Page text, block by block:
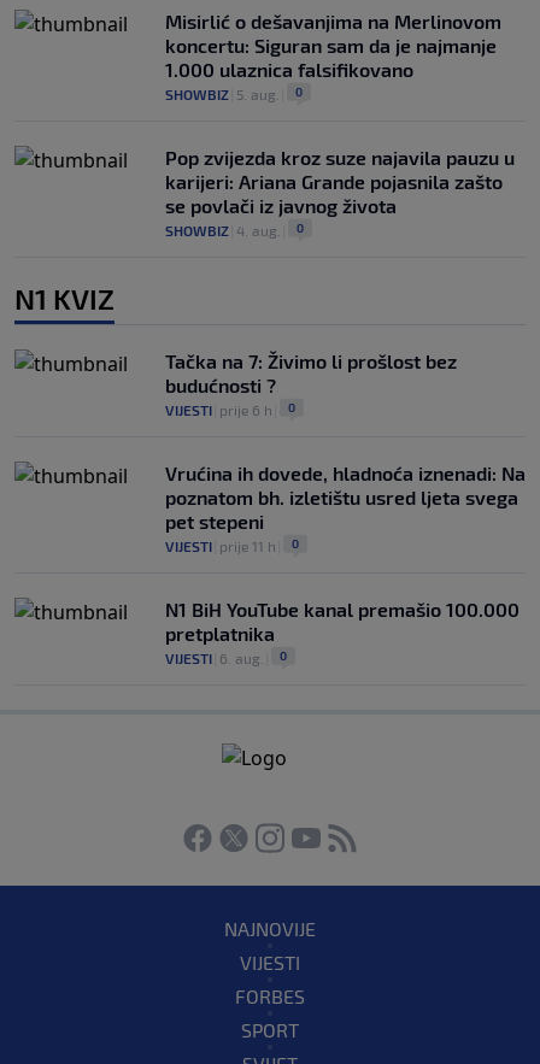
Misirlić o dešavanjima na Merlinovom
koncertu: Siguran sam da je najmanje
1.000 ulaznica falsifikovano
SHOWBIZ 5. aug. 0
Pop zvijezda kroz suze najavila pauzu u
karijeri: Ariana Grande pojasnila zašto
se povlači iz javnog života
SHOWBIZ 4. aug. 0
N1 KVIZ
Tačka na 7: Živimo li prošlost bez
budućnosti ?
VIJESTI prije 6 h 0
Vrućina ih dovede, hladnoća iznenadi: Na
poznatom bh. izletištu usred ljeta svega
pet stepeni
VIJESTI prije 11 h 0
N1 BiH YouTube kanal premašio 100.000
pretplatnika
VIJESTI 6. aug. 0
NAJNOVIJE
VIJESTI
FORBES
SPORT